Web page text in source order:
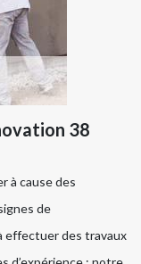
38
à cause des
de
effectuer des travaux